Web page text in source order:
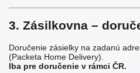
3. Zásilkovna –
Doručenie zásielky na zadanú
(Packeta Home Delivery).
Iba pre doručenie v rámci ČR.